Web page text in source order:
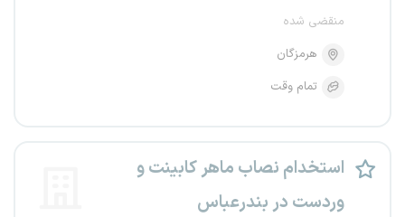
منقضی شده
هرمزگان
تمام وقت
استخدام نصاب ماهر کابینت و
وردست در بندرعباس